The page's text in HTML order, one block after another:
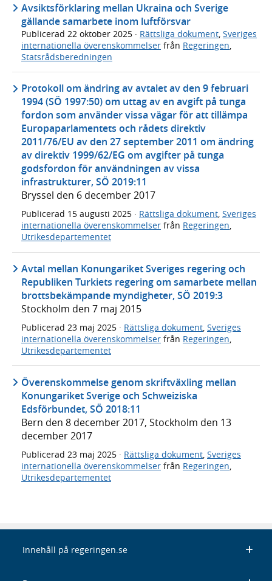
Avsiktsförklaring mellan Ukraina och Sverige
gällande samarbete inom luftförsvar
Publicerad 22 oktober 2025 · Rättsliga dokument Sveriges
internationella överenskommelser från Regeringen
Statsrådsberedningen
Protokoll om ändring av avtalet av den 9 februari
1994 (SÖ 1997:50) om uttag av en avgift på tunga
fordon som använder vissa vägar för att tillämpa
Europaparlamentets och rådets direktiv
2011/76/EU av den 27 september 2011 om ändring
av direktiv 1999/62/EG om avgifter på tunga
godsfordon för användningen av vissa
infrastrukturer, SÖ 2019:11
Bryssel den 6 december 2017
Publicerad 15 augusti 2025 · Rättsliga dokument, Sveriges
internationella överenskommelser från Regeringen,
Utrikesdepartementet
Avtal mellan Konungariket Sveriges regering och
Republiken Turkiets regering om samarbete mellan
brottsbekämpande myndigheter, SÖ 2019:3
Stockholm den 7 maj 2015
Publicerad 23 maj 2025 · Rättsliga dokument, Sveriges
internationella överenskommelser från Regeringen,
Utrikesdepartementet
Överenskommelse genom skriftväxling mellan
Konungariket Sverige och Schweiziska
Edsförbundet, SÖ 2018:11
Bern den 8 december 2017, Stockholm den 13
december 2017
Publicerad 23 maj 2025 · Rättsliga dokument Sveriges
internationella överenskommelser från Regeringen
Utrikesdepartementet
Innehåll på regeringen.se